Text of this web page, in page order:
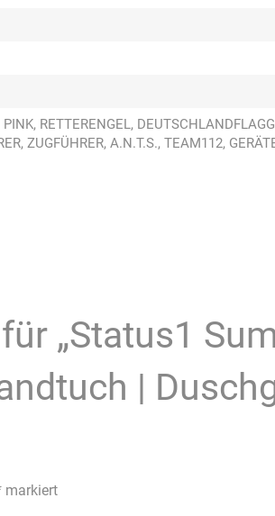
RETTERENGEL,
ZUGFÜHRER, A.N.T.S., TEAM112,
„Status1
|
markiert